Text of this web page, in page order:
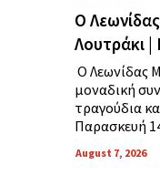
Ο
Λουτράκι
Ο Λεωνίδας
μοναδική
τραγούδια
Παρασκευή
August 7, 2026